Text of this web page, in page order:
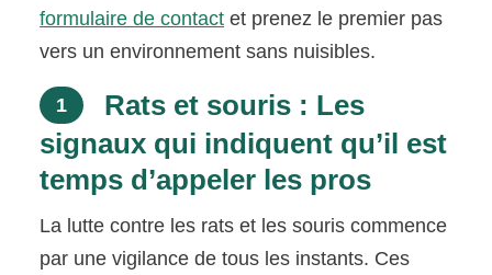
formulaire de contact et prenez le premier pas
vers un environnement sans nuisibles.
1
Rats et souris : Les
signaux qui indiquent qu’il est
temps d’appeler les pros
La lutte contre les rats et les souris commence
par une vigilance de tous les instants. Ces